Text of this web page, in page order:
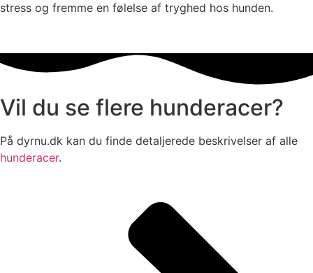
stress og fremme en følelse af tryghed hos hunden.
Vil du se flere hunderacer?
På dyrnu.dk kan du finde detaljerede beskrivelser af alle
hunderacer.